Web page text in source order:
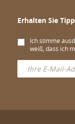
Erhalten Sie
Ich stimme
weiß, dass ich